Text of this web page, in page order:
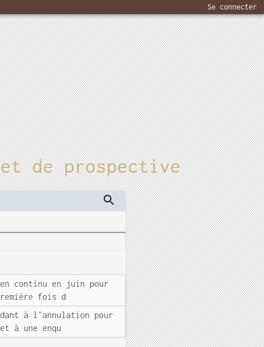
Se connecter
de prospective
en continu en juin pour
fois d
à l'annulation pour
à une enqu